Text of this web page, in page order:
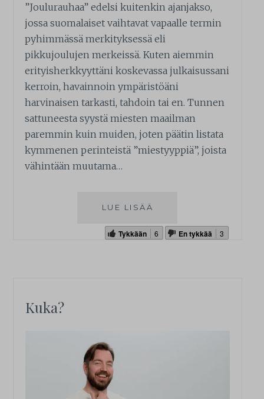
”Joulurauhaa” edelsi kuitenkin ajanjakso,
jossa suomalaiset vaihtavat vapaalle termin
pyhimmässä merkityksessä eli
pikkujoulujen merkeissä. Kuten aiemmin
erityisherkkyyttäni koskevassa julkaisussani
kerroin, havainnoin ympäristöäni
harvinaisen tarkasti, tahdoin tai en. Tunnen
sattuneesta syystä miesten maailman
paremmin kuin muiden, joten päätin listata
kymmenen perinteistä ”miestyyppiä”, joista
vähintään muutama…
LUE LISÄÄ
Tykkään 6 En tykkää 3
Kuka?